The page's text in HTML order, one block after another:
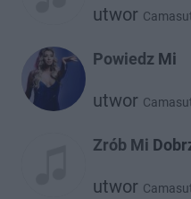
utwor
Powiedz Mi
utwor
Zrób Mi
utwor